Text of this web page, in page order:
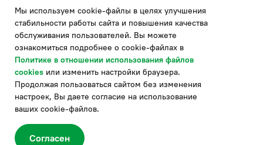
Политика в отношении использования файлов cookies
Политика обработки ПДн
Политика в области управления цепочкой поставки
по системе "НСЛС"
Производитель оставляет за собой право в любой момент
вносить изменения в комплектацию, дизайн и характеристики
товара, не ухудшающие его качество.
Мы используем cookie-файлы в целях улучшения
стабильности работы сайта и повышения качества
обслуживания пользователей. Вы можете
ознакомиться подробнее о cookie-файлах в
Политике в отношении использования файлов
cookies или изменить настройки браузера.
Продолжая пользоваться сайтом без изменения
настроек, Вы даете согласие на использование
ваших cookie-файлов.
Согласен